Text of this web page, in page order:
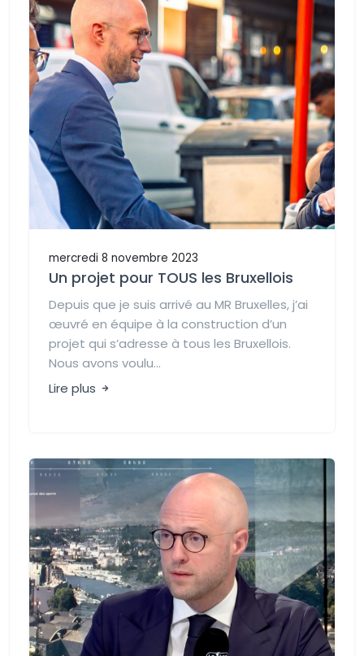
mercredi 8 novembre 2023
Un projet pour TOUS les Bruxellois
Depuis que je suis arrivé au MR Bruxelles, j’ai
œuvré en équipe à la construction d’un
projet qui s’adresse à tous les Bruxellois.
Nous avons voulu...
Lire plus